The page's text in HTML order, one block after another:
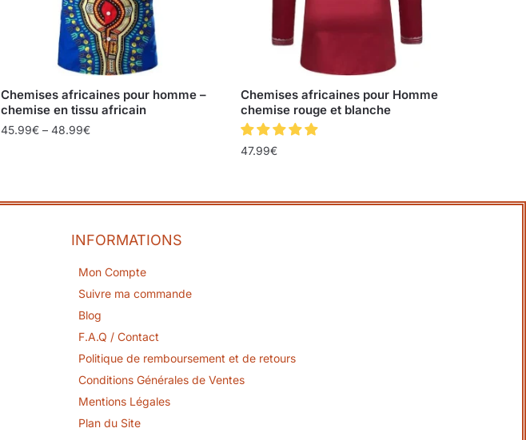
Chemises africaines pour homme –
chemise en tissu africain
45.99€– 48.99€
Chemises africaines pour Homme
chemise rouge et blanche
47.99€
INFORMATIONS
Mon Compte
Suivre ma commande
Blog
F.A.Q / Contact
Politique de remboursement et de retours
Conditions Générales de Ventes
Mentions Légales
Plan du Site